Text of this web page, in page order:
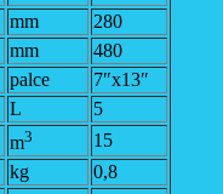
mm
280
mm
480
palce
7″x13″
L
5
m3
15
kg
0,8